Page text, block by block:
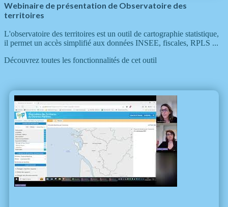
Webinaire de présentation de Observatoire des
territoires
L'observatoire des territoires est un outil de cartographie statistique,
il permet un accès simplifié aux données INSEE, fiscales, RPLS ...
Découvrez toutes les fonctionnalités de cet outil